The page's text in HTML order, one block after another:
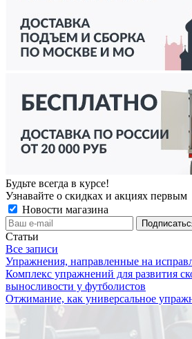
Будьте всегда в курсе!
Узнавайте о скидках и акциях первым
Новости магазина
Статьи
Все записи
Упражнения, направленные на
Комплекс упражнений для развития
выносливости у футболистов
Отжимание, как универсальное